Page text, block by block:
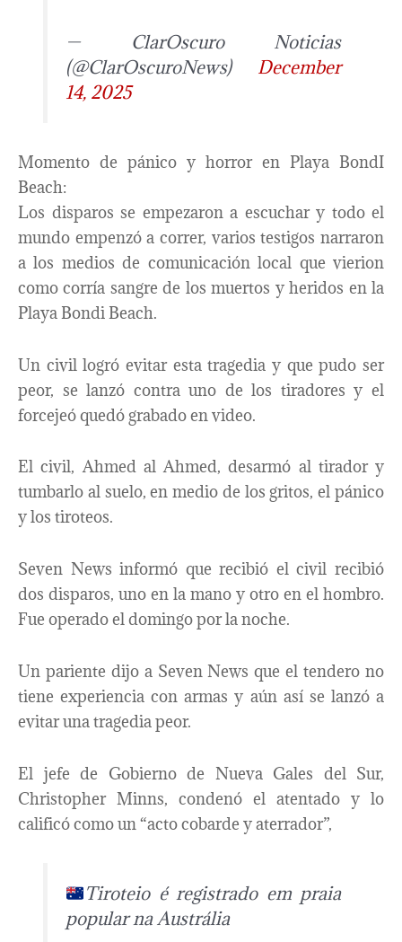
— ClarOscuro Noticias
(@ClarOscuroNews) December
14, 2025
Momento de pánico y horror en Playa BondI
Beach:
Los disparos se empezaron a escuchar y todo el
mundo empenzó a correr, varios testigos narraron
a los medios de comunicación local que vierion
como corría sangre de los muertos y heridos en la
Playa Bondi Beach.
Un civil logró evitar esta tragedia y que pudo ser
peor, se lanzó contra uno de los tiradores y el
forcejeó quedó grabado en video.
El civil, Ahmed al Ahmed, desarmó al tirador y
tumbarlo al suelo, en medio de los gritos, el pánico
y los tiroteos.
Seven News informó que recibió el civil recibió
dos disparos, uno en la mano y otro en el hombro.
Fue operado el domingo por la noche.
Un pariente dijo a Seven News que el tendero no
tiene experiencia con armas y aún así se lanzó a
evitar una tragedia peor.
El jefe de Gobierno de Nueva Gales del Sur,
Christopher Minns, condenó el atentado y lo
calificó como un “acto cobarde y aterrador”,
Tiroteio é registrado em praia
popular na Austrália